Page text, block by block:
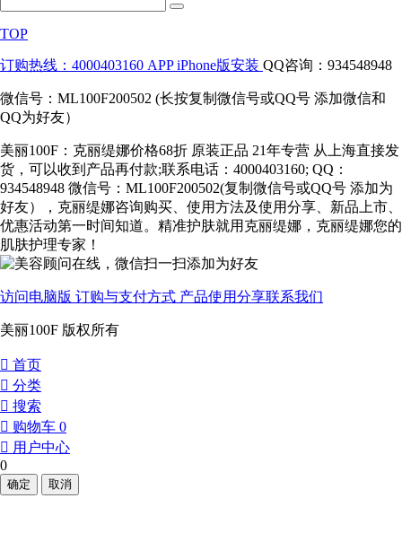
TOP
订购热线：4000403160 APP iPhone版安装 QQ咨询：934548948
微信号：ML100F200502 (长按复制微信号或QQ号 添加微信和
QQ为好友）
美丽100F：克丽缇娜价格68折 原装正品 21年专营 从上海直接发
货，可以收到产品再付款;联系电话：4000403160; QQ：
934548948 微信号：ML100F200502(复制微信号或QQ号 添加为
好友），克丽缇娜咨询购买、使用方法及使用分享、新品上市、
优惠活动第一时间知道。精准护肤就用克丽缇娜，克丽缇娜您的
肌肤护理专家！
访问电脑版 订购与支付方式 产品使用分享联系我们
美丽100F 版权所有
󰀁 首页
󰀂 分类
󰀃 搜索
󰀄 购物车 0
󰀅 用户中心
0
确定 取消